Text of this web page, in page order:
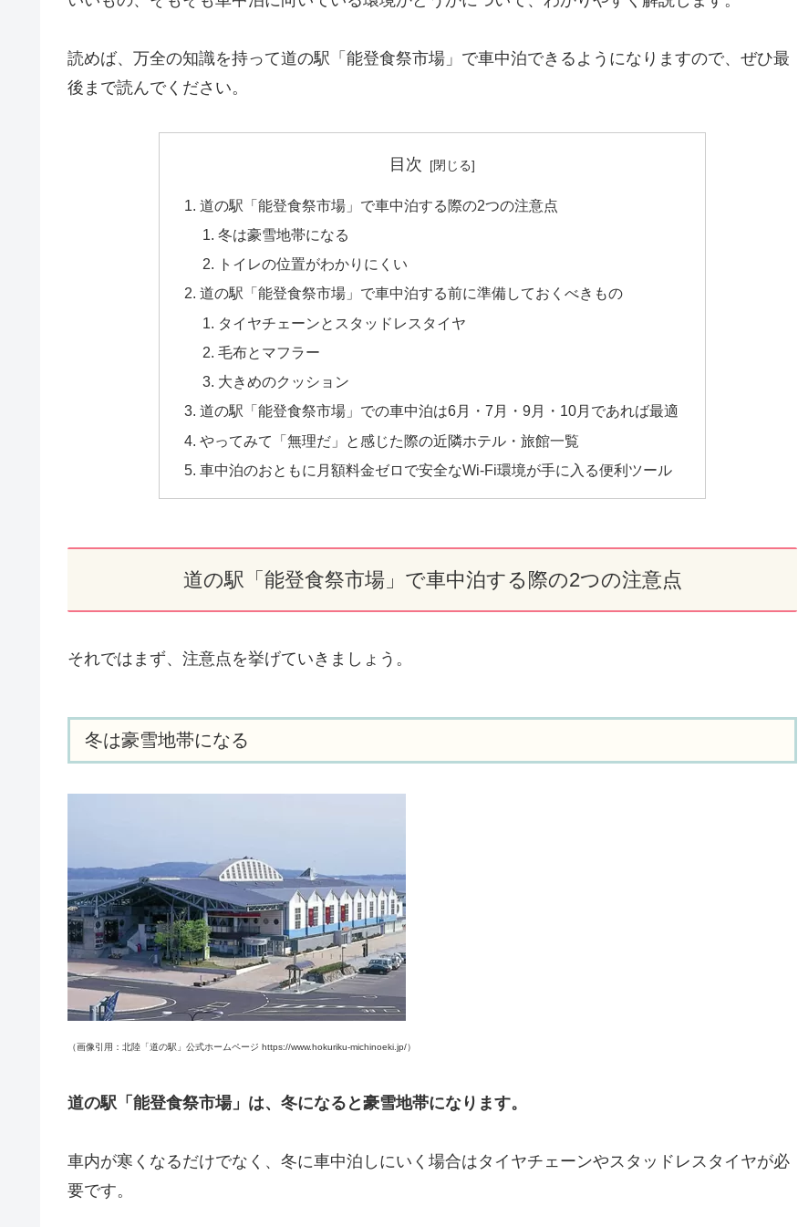
読めば、万全の知識を持って道の駅「能登食祭市場」で車中泊できるようになりますので、ぜひ最
後まで読んでください。
目次
道の駅「能登食祭市場」で車中泊する際の2つの注意点
冬は豪雪地帯になる
トイレの位置がわかりにくい
道の駅「能登食祭市場」で車中泊する前に準備しておくべきもの
タイヤチェーンとスタッドレスタイヤ
毛布とマフラー
大きめのクッション
道の駅「能登食祭市場」での車中泊は6月・7月・9月・10月であれば最適
やってみて「無理だ」と感じた際の近隣ホテル・旅館一覧
車中泊のおともに月額料金ゼロで安全なWi-Fi環境が手に入る便利ツール
道の駅「能登食祭市場」で車中泊する際の2つの注意点
それではまず、注意点を挙げていきましょう。
冬は豪雪地帯になる
（画像引用：北陸「道の駅」公式ホームページ https://www.hokuriku-michinoeki.jp/）
道の駅「能登食祭市場」は、冬になると豪雪地帯になります。
車内が寒くなるだけでなく、冬に車中泊しにいく場合はタイヤチェーンやスタッドレスタイヤが必
要です。